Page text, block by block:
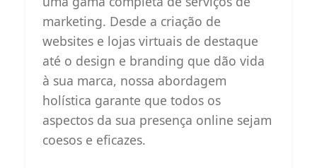
marketing. Desde a criação de
websites e lojas virtuais de destaque
até o design e branding que dão vida
à sua marca, nossa abordagem
holística garante que todos os
aspectos da sua presença online sejam
coesos e eficazes.